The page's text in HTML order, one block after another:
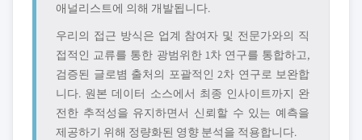
애널리스트에 의해 개발됩니다.
우리의 접근 방식은 업계 참여자 및 전문가와의 직
접적인 교류를 통한 광범위한 1차 연구를 통합하고,
검증된 글로볌 출처의 포괄적인 2차 연구로 보완합
니다. 원본 데이터 소스에서 최종 인사이트까지 완
전한 추적성을 유지하면서 신뢰할 수 있는 예측을
제공하기 위해 정량화된 영향 분석을 적용합니다.